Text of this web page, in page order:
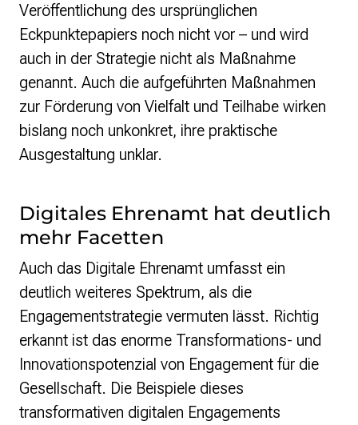
Veröffentlichung des ursprünglichen
Eckpunktepapiers noch nicht vor – und wird
auch in der Strategie nicht als Maßnahme
genannt. Auch die aufgeführten Maßnahmen
zur Förderung von Vielfalt und Teilhabe wirken
bislang noch unkonkret, ihre praktische
Ausgestaltung unklar.
Digitales Ehrenamt hat deutlich
mehr Facetten
Auch das Digitale Ehrenamt umfasst ein
deutlich weiteres Spektrum, als die
Engagementstrategie vermuten lässt. Richtig
erkannt ist das enorme Transformations- und
Innovationspotenzial von Engagement für die
Gesellschaft. Die Beispiele dieses
transformativen digitalen Engagements